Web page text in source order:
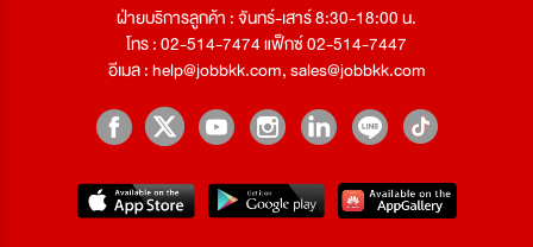
ฝ่ายบริการลูกค้า : จันทร์-เสาร์ 8:30-18:00 น.
โทร : 02-514-7474 แฟ็กซ์ 02-514-7447
อีเมล :help@jobbkk.com,sales@jobbkk.com